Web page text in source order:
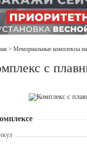
> Мемориальные комплексы
с